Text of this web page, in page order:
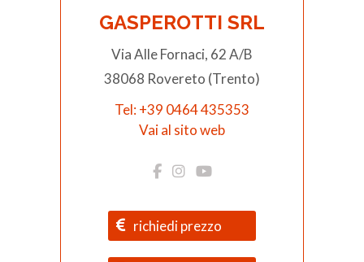
GASPEROTTI SRL
Via Alle Fornaci, 62 A/B
38068 Rovereto (Trento)
Tel: +39 0464 435353
Vai al sito web
richiedi prezzo